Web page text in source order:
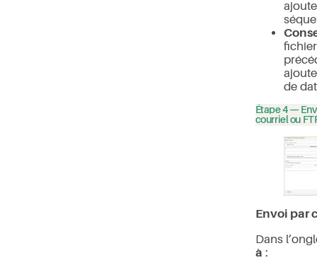
de
Étape 4 —
courriel ou
Envoi par
Dans
à :